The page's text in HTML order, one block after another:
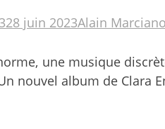
28 juin 2023Alain Marciano
une musique
nouvel album de Clara